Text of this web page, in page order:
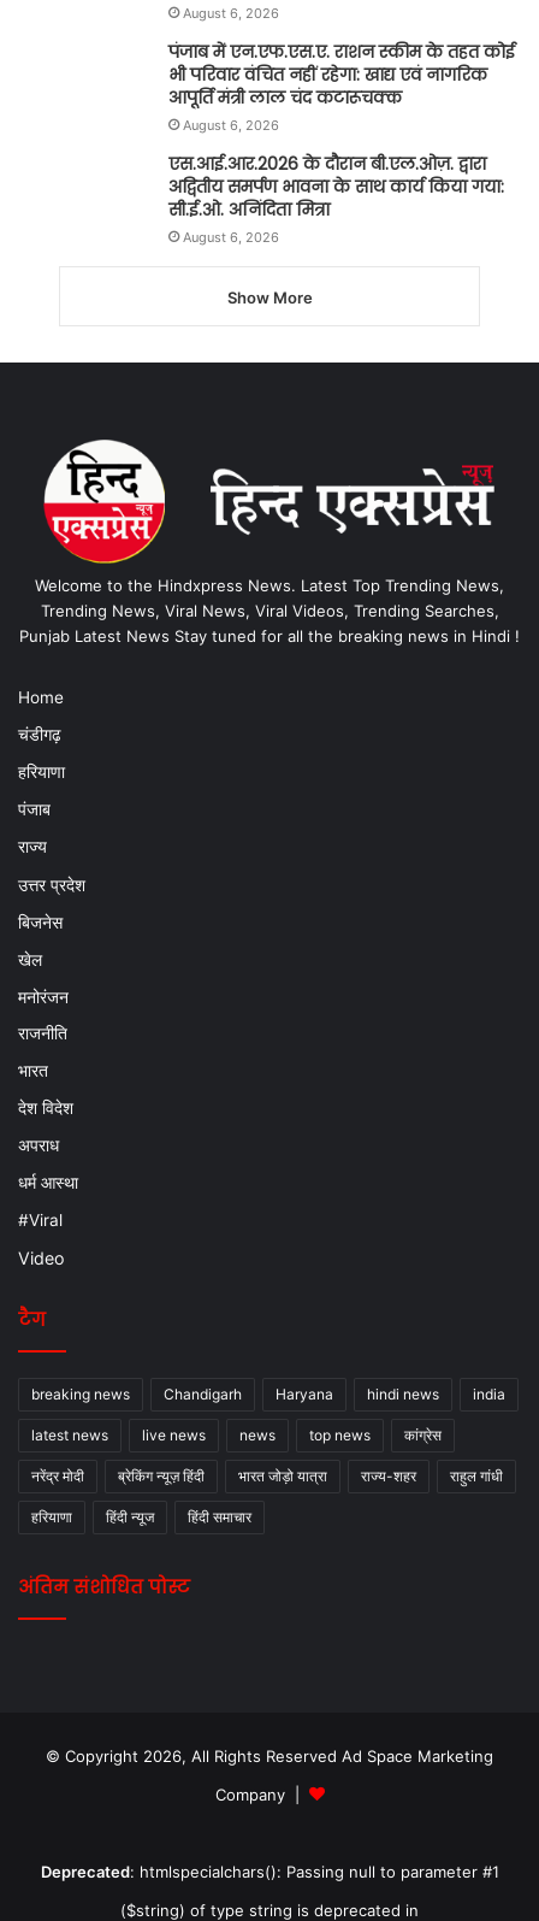
August 6, 2026
पंजाब में एन.एफ.एस.ए. राशन स्कीम के तहत कोई
भी परिवार वंचित नहीं रहेगा: खाद्य एवं नागरिक
आपूर्ति मंत्री लाल चंद कटारूचक्क
August 6, 2026
एस.आई.आर.2026 के दौरान बी.एल.ओज़. द्वारा
अद्वितीय समर्पण भावना के साथ कार्य किया गया:
सी.ई.ओ. अनिंदिता मित्रा
August 6, 2026
Show More
Welcome to the Hindxpress News. Latest Top Trending News,
Trending News, Viral News, Viral Videos, Trending Searches,
Punjab Latest News Stay tuned for all the breaking news in Hindi !
Home
चंडीगढ़
हरियाणा
पंजाब
राज्य
उत्तर प्रदेश
बिजनेस
खेल
मनोरंजन
राजनीति
भारत
देश विदेश
अपराध
धर्म आस्था
#Viral
Video
टैग
breaking news Chandigarh Haryana hindi news india
latest news live news news top news कांग्रेस
नरेंद्र मोदी ब्रेकिंग न्यूज़ हिंदी भारत जोड़ो यात्रा राज्य-शहर राहुल गांधी
हरियाणा हिंदी न्यूज हिंदी समाचार
अंतिम संशोधित पोस्ट
© Copyright 2026, All Rights Reserved Ad Space Marketing
Company |
Deprecated: htmlspecialchars(): Passing null to parameter #1
($string) of type string is deprecated in